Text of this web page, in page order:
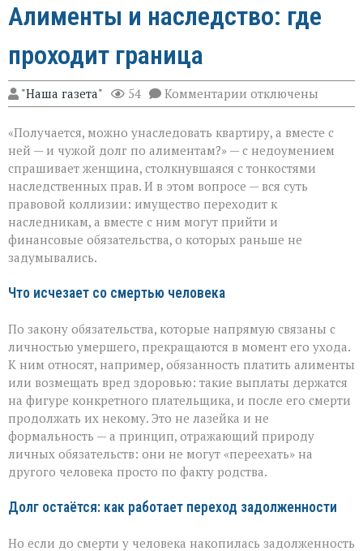
Алименты и наследство: где
проходит граница
"Наша газета" 54 Комментарии к
записи
и
наследство:
проходит
граница
отключены
«Получается, можно унаследовать квартиру, а вместе с
ней — и чужой долг по алиментам?» — с недоумением
спрашивает женщина, столкнувшаяся с тонкостями
наследственных прав. И в этом вопросе — вся суть
правовой коллизии: имущество переходит к
наследникам, а вместе с ним могут прийти и
финансовые обязательства, о которых раньше не
задумывались.
Что исчезает со смертью человека
По закону обязательства, которые напрямую связаны с
личностью умершего, прекращаются в момент его ухода.
К ним относят, например, обязанность платить алименты
или возмещать вред здоровью: такие выплаты держатся
на фигуре конкретного плательщика, и после его смерти
продолжать их некому. Это не лазейка и не
формальность — а принцип, отражающий природу
личных обязательств: они не могут «переехать» на
другого человека просто по факту родства.
Долг остаётся: как работает переход задолженности
Но если до смерти у человека накопилась задолженность